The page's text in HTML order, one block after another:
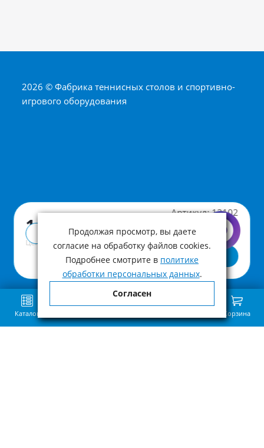
Артикул: 12102
1 090 ₽
Цена с учетом НДС
В корзину
Купить в 1 клик
2026 © Фабрика теннисных столов и спортивно-
игрового оборудования
Каталог Корзина
Продолжая просмотр, вы даете
согласие на обработку файлов cookies.
Подробнее смотрите в политике
обработки персональных данных.
Согласен